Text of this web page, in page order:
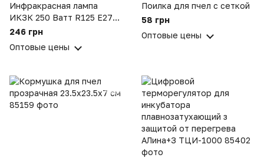
Инфракрасная лампа
ИКЗК 250 Ватт R125 Е27
220В
246 грн
Оптовые цены
Поилка для пчел с сеткой
58 грн
Оптовые цены